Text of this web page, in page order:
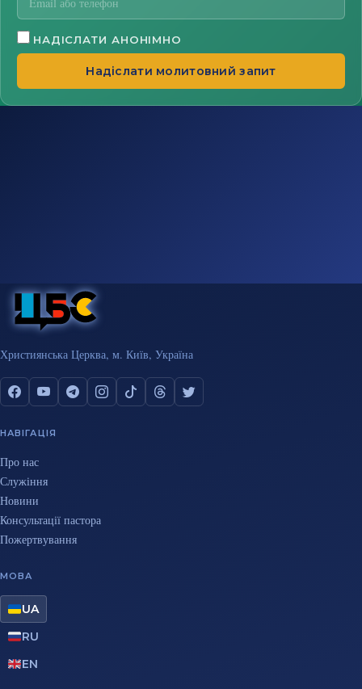
НАДІСЛАТИ АНОНІМНО
Надіслати молитовний запит
Християнська Церква, м. Київ, Україна
НАВІГАЦІЯ
Про нас
Служіння
Новини
Консультації пастора
Пожертвування
МОВА
UA
RU
EN